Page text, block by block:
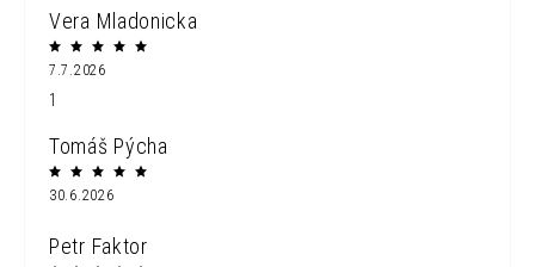
Vera Mladonicka
7.7.2026
1
Tomáš Pýcha
30.6.2026
Petr Faktor